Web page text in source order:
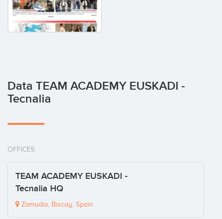
Data TEAM ACADEMY EUSKADI -
Tecnalia
OFFICES
TEAM ACADEMY EUSKADI -
Tecnalia HQ
Zamudio, Biscay, Spain